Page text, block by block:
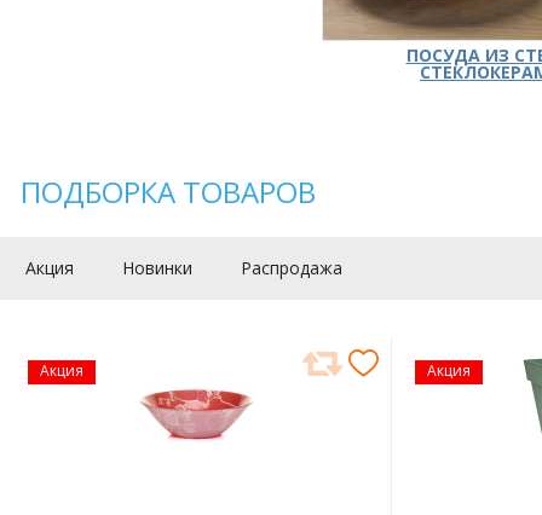
ПОСУДА ИЗ
ПОДБОРКА ТОВАРОВ
Акция Новинки Распродажа
Акция Акция